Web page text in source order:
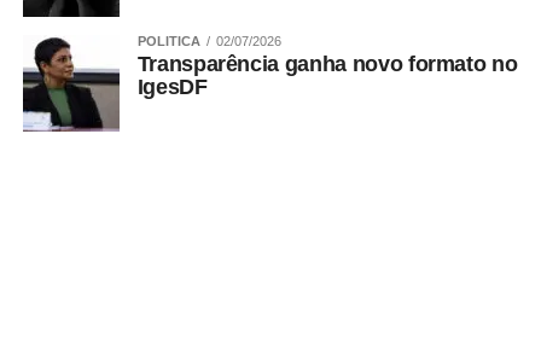
ADVERTISEMENT
POLITICA 02/07/2026
Transparência ganha novo formato no
IgesDF